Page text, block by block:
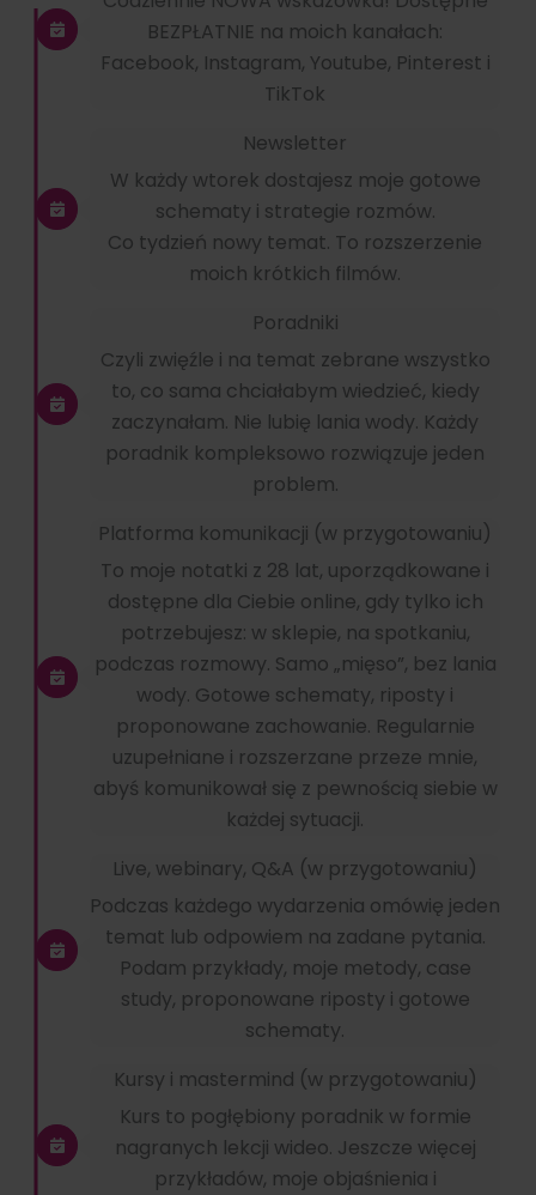
BEZPŁATNIE na moich kanałach:
Facebook, Instagram, Youtube, Pinterest i
TikTok
Newsletter
W każdy wtorek dostajesz moje gotowe
schematy i strategie rozmów.
Co tydzień nowy temat. To rozszerzenie
moich krótkich filmów.
Poradniki
Czyli zwięźle i na temat zebrane wszystko
to, co sama chciałabym wiedzieć, kiedy
zaczynałam. Nie lubię lania wody. Każdy
poradnik kompleksowo rozwiązuje jeden
problem.
Platforma komunikacji (w przygotowaniu)
To moje notatki z 28 lat, uporządkowane i
dostępne dla Ciebie online, gdy tylko ich
potrzebujesz: w sklepie, na spotkaniu,
podczas rozmowy. Samo „mięso”, bez lania
wody. Gotowe schematy, riposty i
proponowane zachowanie. Regularnie
uzupełniane i rozszerzane przeze mnie,
abyś komunikował się z pewnością siebie w
każdej sytuacji.
Live, webinary, Q&A (w przygotowaniu)
Podczas każdego wydarzenia omówię jeden
temat lub odpowiem na zadane pytania.
Podam przykłady, moje metody, case
study, proponowane riposty i gotowe
schematy.
Kursy i mastermind (w przygotowaniu)
Kurs to pogłębiony poradnik w formie
nagranych lekcji wideo. Jeszcze więcej
przykładów, moje objaśnienia i